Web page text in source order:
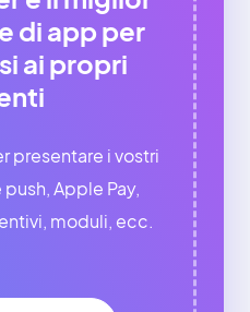
di app per
ai propri
presentare i vostri
Apple Pay,
moduli, ecc.